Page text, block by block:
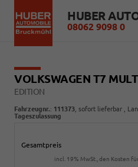
08062 9098 0
VOLKSWAGEN T7
EDITION
Fahrzeugnr.: 111373 sofort lieferbar ,
Tageszulassung
Gesamtpreis
incl. 19% MwSt., den Kosten